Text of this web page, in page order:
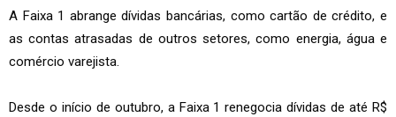
A Faixa 1 abrange dívidas bancárias, como cartão de crédito, e
as contas atrasadas de outros setores, como energia, água e
comércio varejista.
Desde o início de outubro, a Faixa 1 renegocia dívidas de até R$